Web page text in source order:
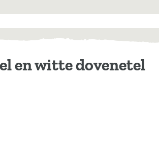
en witte dovenetel